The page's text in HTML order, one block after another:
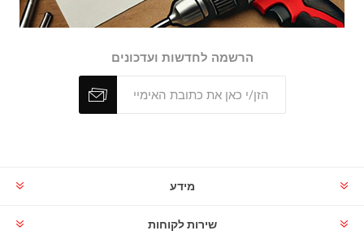
הרשמה לחדשות ועדכונים
מידע
שירות לקוחות